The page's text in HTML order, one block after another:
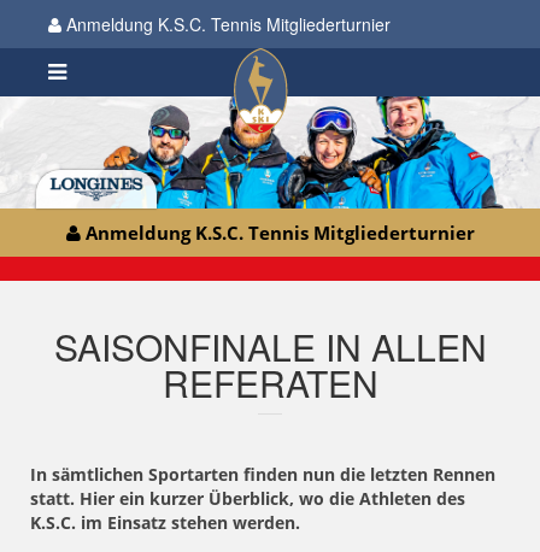
Anmeldung K.S.C. Tennis Mitgliederturnier
Anmeldung K.S.C. Tennis Mitgliederturnier
SAISONFINALE IN ALLEN
REFERATEN
In sämtlichen Sportarten finden nun die letzten Rennen
statt. Hier ein kurzer Überblick, wo die Athleten des
K.S.C. im Einsatz stehen werden.